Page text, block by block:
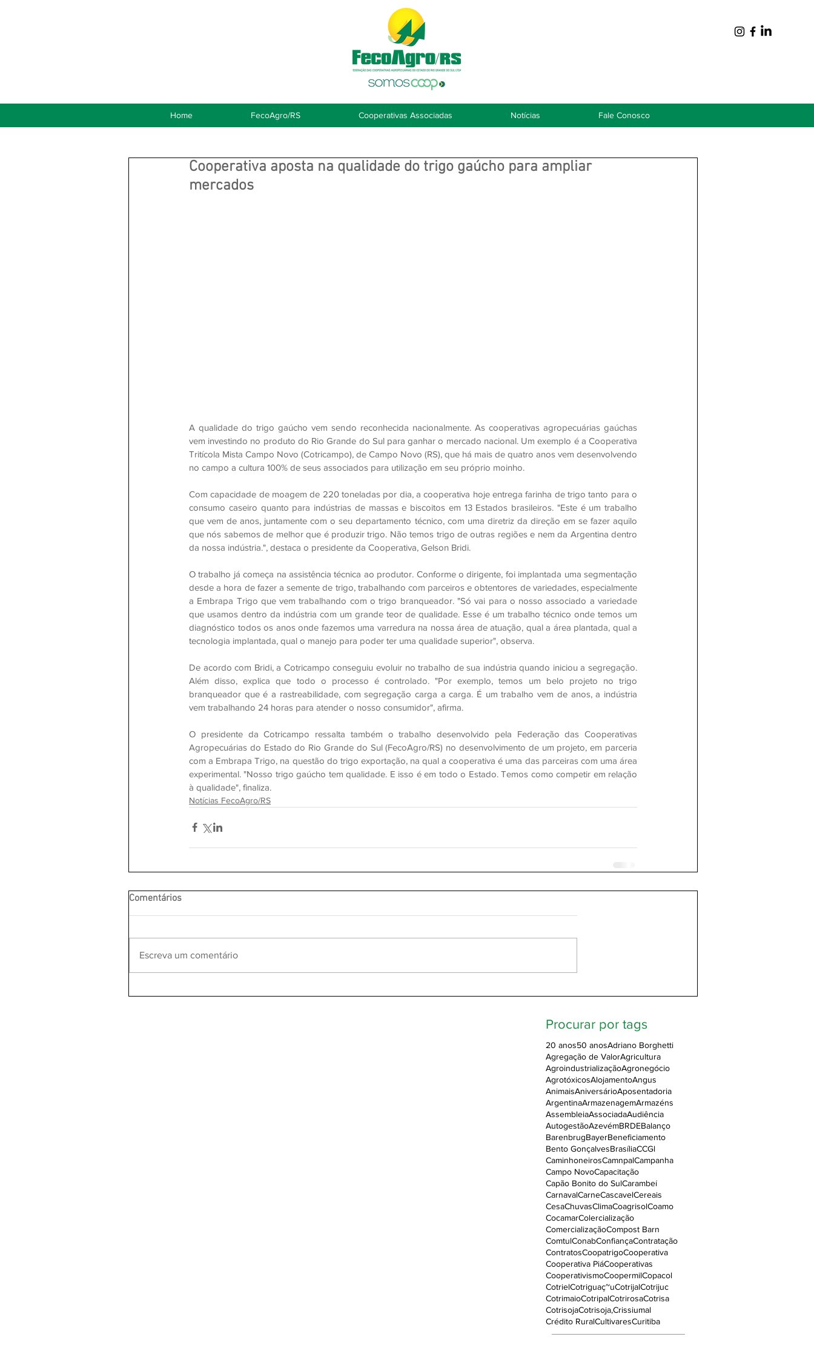
Home FecoAgro/RS Cooperativas Associadas Notícias Fale Conosco
Cooperativa aposta na qualidade do trigo gaúcho para ampliar
mercados
A qualidade do trigo gaúcho vem sendo reconhecida nacionalmente. As cooperativas agropecuárias gaúchas
vem investindo no produto do Rio Grande do Sul para ganhar o mercado nacional. Um exemplo é a Cooperativa
Tritícola Mista Campo Novo (Cotricampo), de Campo Novo (RS), que há mais de quatro anos vem desenvolvendo
no campo a cultura 100% de seus associados para utilização em seu próprio moinho.
Com capacidade de moagem de 220 toneladas por dia, a cooperativa hoje entrega farinha de trigo tanto para o
consumo caseiro quanto para indústrias de massas e biscoitos em 13 Estados brasileiros. "Este é um trabalho
que vem de anos, juntamente com o seu departamento técnico, com uma diretriz da direção em se fazer aquilo
que nós sabemos de melhor que é produzir trigo. Não temos trigo de outras regiões e nem da Argentina dentro
da nossa indústria.", destaca o presidente da Cooperativa, Gelson Bridi.
O trabalho já começa na assistência técnica ao produtor. Conforme o dirigente, foi implantada uma segmentação
desde a hora de fazer a semente de trigo, trabalhando com parceiros e obtentores de variedades, especialmente
a Embrapa Trigo que vem trabalhando com o trigo branqueador. "Só vai para o nosso associado a variedade
que usamos dentro da indústria com um grande teor de qualidade. Esse é um trabalho técnico onde temos um
diagnóstico todos os anos onde fazemos uma varredura na nossa área de atuação, qual a área plantada, qual a
tecnologia implantada, qual o manejo para poder ter uma qualidade superior", observa.
De acordo com Bridi, a Cotricampo conseguiu evoluir no trabalho de sua indústria quando iniciou a segregação.
Além disso, explica que todo o processo é controlado. "Por exemplo, temos um belo projeto no trigo
branqueador que é a rastreabilidade, com segregação carga a carga. É um trabalho vem de anos, a indústria
vem trabalhando 24 horas para atender o nosso consumidor", afirma.
O presidente da Cotricampo ressalta também o trabalho desenvolvido pela Federação das Cooperativas
Agropecuárias do Estado do Rio Grande do Sul (FecoAgro/RS) no desenvolvimento de um projeto, em parceria
com a Embrapa Trigo, na questão do trigo exportação, na qual a cooperativa é uma das parceiras com uma área
experimental. "Nosso trigo gaúcho tem qualidade. E isso é em todo o Estado. Temos como competir em relação
à qualidade", finaliza.
Notícias FecoAgro/RS
Comentários
Escreva um comentário
Procurar por tags
20 anos50 anosAdriano Borghetti
Agregação de ValorAgricultura
AgroindustrializaçãoAgronegócio
AgrotóxicosAlojamentoAngus
AnimaisAniversárioAposentadoria
ArgentinaArmazenagemArmazéns
AssembleiaAssociadaAudiência
AutogestãoAzevémBRDEBalanço
BarenbrugBayerBeneficiamento
Bento GonçalvesBrasíliaCCGl
CaminhoneirosCamnpalCampanha
Campo NovoCapacitação
Capão Bonito do SulCarambeí
CarnavalCarneCascavelCereais
CesaChuvasClimaCoagrisolCoamo
CocamarColercialização
ComercializaçãoCompost Barn
ComtulConabConfiançaContratação
ContratosCoopatrigoCooperativa
Cooperativa PiáCooperativas
CooperativismoCoopermilCopacol
CotrielCotriguaç~uCotrijalCotrijuc
CotrimaioCotripalCotrirosaCotrisa
CotrisojaCotrisoja,Crissiumal
Crédito RuralCultivaresCuritiba